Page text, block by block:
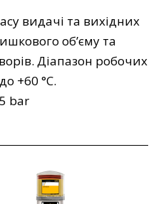
видачі та вихідних
об’єму та
Діапазон робочих
+60 °C.
bar